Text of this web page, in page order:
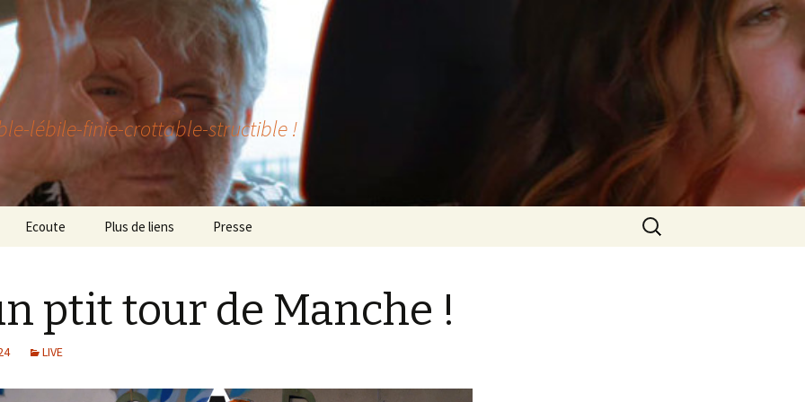
lébile-finie-crottable-structible !
Ecoute Plus de liens Presse
Rechercher :
ptit tour de Manche !
LIVE